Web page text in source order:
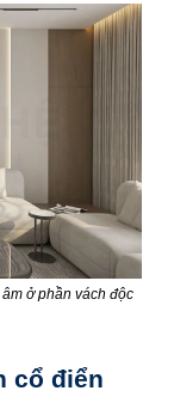
ở phần vách độc
cổ điển